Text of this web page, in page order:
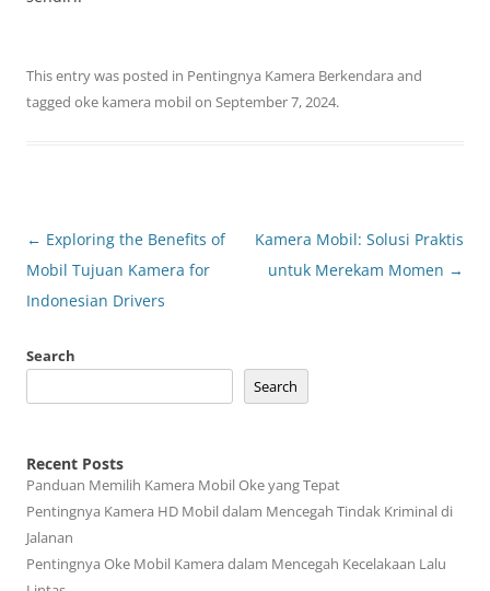
This entry was posted in Pentingnya Kamera Berkendara and
tagged oke kamera mobilon September 7, 2024.
Post
navigation
← Exploring the Benefits of
Mobil Tujuan Kamera for
Indonesian Drivers
Kamera Mobil: Solusi Praktis
untuk Merekam Momen →
Search
Search
Recent Posts
Panduan Memilih Kamera Mobil Oke yang Tepat
Pentingnya Kamera HD Mobil dalam Mencegah Tindak Kriminal di
Jalanan
Pentingnya Oke Mobil Kamera dalam Mencegah Kecelakaan Lalu